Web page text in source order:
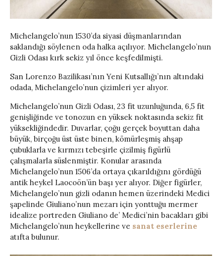
Michelangelo’nun 1530’da siyasi düşmanlarından
saklandığı söylenen oda halka açılıyor. Michelangelo’nun
Gizli Odası kırk sekiz yıl önce keşfedilmişti.
San Lorenzo Bazilikası’nın Yeni Kutsallığı’nın altındaki
odada, Michelangelo’nun çizimleri yer alıyor.
Michelangelo’nun Gizli Odası, 23 fit uzunluğunda, 6,5 fit
genişliğinde ve tonozun en yüksek noktasında sekiz fit
yüksekliğindedir. Duvarlar, çoğu gerçek boyuttan daha
büyük, birçoğu üst üste binen, kömürleşmiş ahşap
çubuklarla ve kırmızı tebeşirle çizilmiş figürlü
çalışmalarla süslenmiştir. Konular arasında
Michelangelo’nun 1506’da ortaya çıkarıldığını gördüğü
antik heykel Laocoön’ün başı yer alıyor. Diğer figürler,
Michelangelo’nun gizli odanın hemen üzerindeki Medici
şapelinde Giuliano’nun mezarı için yonttuğu mermer
idealize portreden Giuliano de’ Medici’nin bacakları gibi
Michelangelo’nun heykellerine ve sanat eserlerine
atıfta bulunur.